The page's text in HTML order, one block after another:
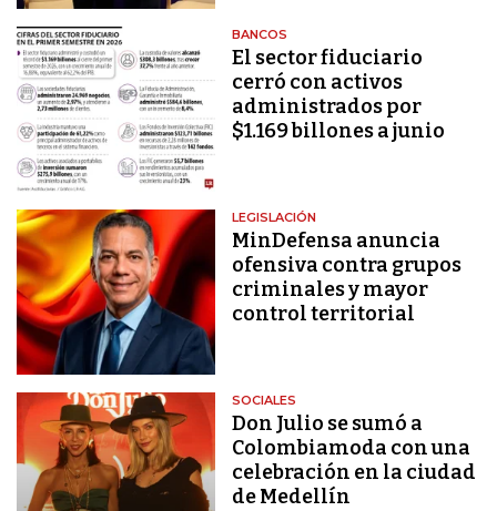
BANCOS
El sector fiduciario
cerró con activos
administrados por
$1.169 billones a junio
LEGISLACIÓN
MinDefensa anuncia
ofensiva contra grupos
criminales y mayor
control territorial
SOCIALES
Don Julio se sumó a
Colombiamoda con una
celebración en la ciudad
de Medellín